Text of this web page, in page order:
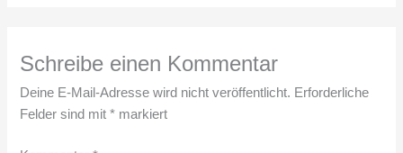
Schreibe einen Kommentar
Deine E-Mail-Adresse wird nicht veröffentlicht. Erforderliche
Felder sind mit* markiert